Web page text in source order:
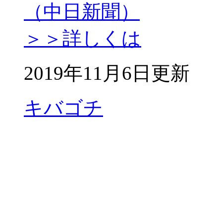
（中日新聞）
＞＞詳しくは
2019年11月6日更新
キバゴチ